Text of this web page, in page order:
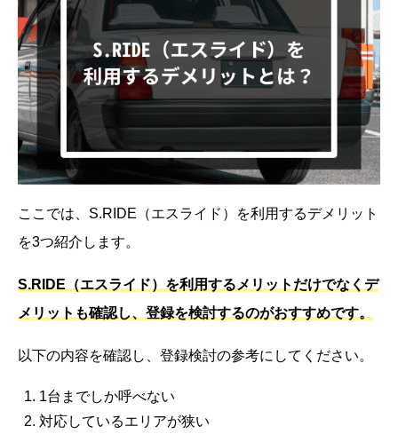
ここでは、S.RIDE（エスライド）を利用するデメリット
を3つ紹介します。
S.RIDE（エスライド）を利用するメリットだけでなくデ
メリットも確認し、登録を検討するのがおすすめです。
以下の内容を確認し、登録検討の参考にしてください。
1台までしか呼べない
対応しているエリアが狭い